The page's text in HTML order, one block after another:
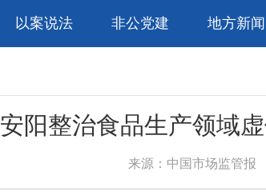
以案说法 非公党建 地方新闻
安阳整治食品生产领域
来源：中国市场监管报